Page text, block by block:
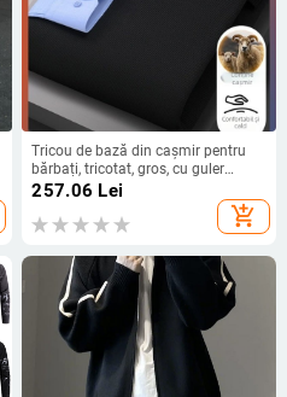
Tricou de bază din cașmir pentru
bărbați, tricotat, gros, cu guler
rabatabil, mâneci lungi
257.06 Lei
add_shopping_cart